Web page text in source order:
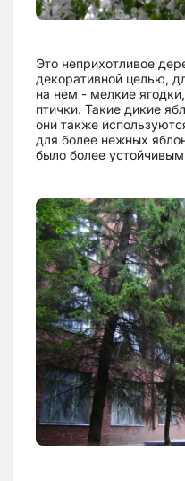
Это неприхотливое
декоративной целью,
на нем - мелкие
птички. Такие дикие
они также
для более нежных
было более